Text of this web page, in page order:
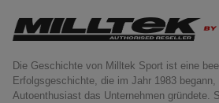
Die Geschichte von Milltek Sport ist eine
Erfolgsgeschichte, die im Jahr 1983 begann,
Autoenthusiast das Unternehmen gründete.